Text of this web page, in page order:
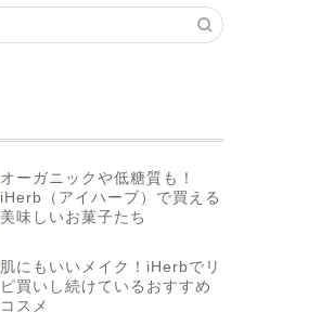
オーガニックや低糖質も！
iHerb（アイハーブ）で買える
美味しいお菓子たち
肌にもいいメイク！iHerbでリ
ピ買いし続けているおすすめ
コスメ